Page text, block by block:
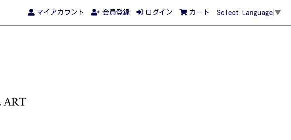
マイアカウント 会員登録 ログイン カート Select Language ▼